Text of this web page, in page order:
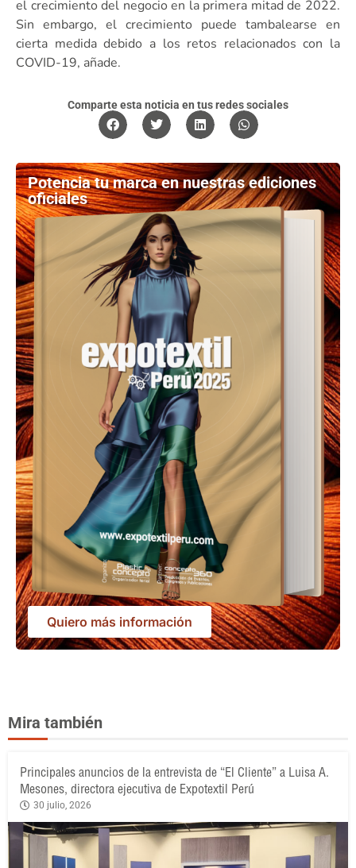
el crecimiento del negocio en la primera mitad de 2022.
Sin embargo, el crecimiento puede tambalearse en
cierta medida debido a los retos relacionados con la
COVID-19, añade.
Comparte esta noticia en tus redes sociales
Potencia tu marca en nuestras ediciones
oficiales
Quiero más información
Mira también
Principales anuncios de la entrevista de “El Cliente” a Luisa A.
Mesones, directora ejecutiva de Expotextil Perú
30 julio, 2026